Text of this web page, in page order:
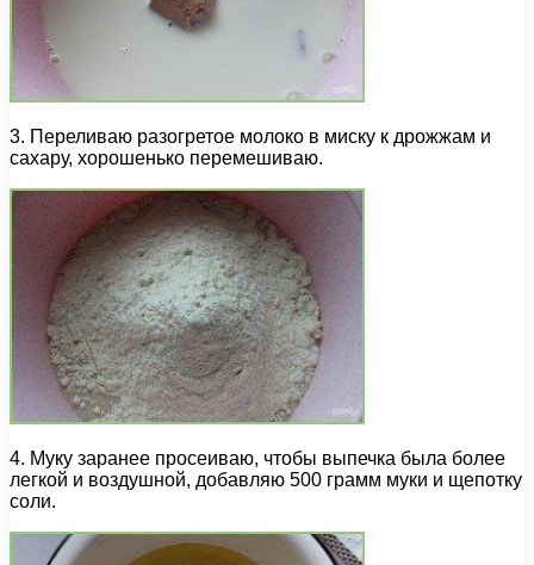
3. Переливаю разогретое молоко в миску к дрожжам и
сахару, хорошенько перемешиваю.
4. Муку заранее просеиваю, чтобы выпечка была более
легкой и воздушной, добавляю 500 грамм муки и щепотку
соли.